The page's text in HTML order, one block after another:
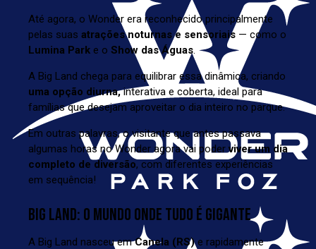
Até agora, o Wonder era reconhecido principalmente
pelas suas atrações noturnas e sensoriais — como o
Lumina Park e o Show das Águas
A Big Land chega para equilibrar essa dinâmica, criando
uma opção diurna,interativa e coberta, ideal para
famílias que desejam aproveitar o dia inteiro no parque.
Em outras palavras, o visitante que antes passava
algumas horas no Wonder agora vai poder viver um dia
completo de diversão, com diferentes experiências
em sequência!
BIG LAND: O MUNDO ONDE TUDO É GIGANTE
A Big Land nasceu emCanela (RS)e rapidamente